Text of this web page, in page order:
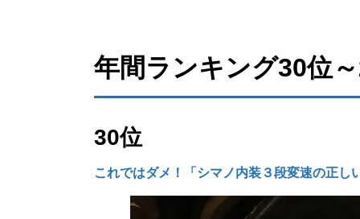
年間ランキング30位
30位
これではダメ！「シマノ内装３段変速の正し